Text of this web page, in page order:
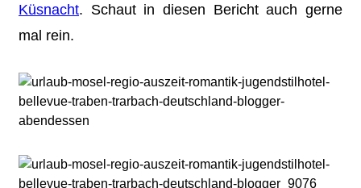
Küsnacht. Schaut in diesen Bericht auch gerne
mal rein.